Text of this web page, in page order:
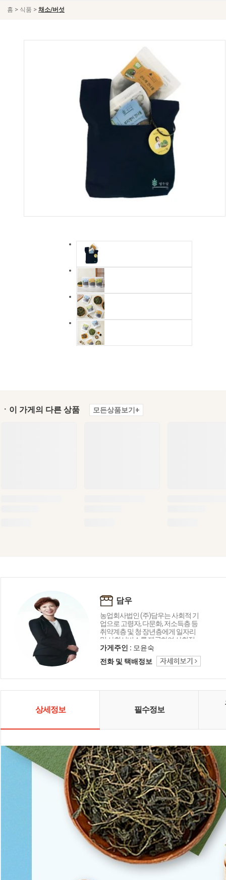
홈 > 식품 > 채소/버섯
ㆍ이 가게의 다른 상품 모든상품보기+
담우
농업회사법인 (주)담우는 사회적 기
업으로 고령자, 다문화, 저소득층 등
취약계층 및 청·장년층에게 일자리
및 사회서비스를 제공하여 사회적
목적을 추구하고, 계약재배를 통해
생산 농가의 삶의 질 향상에 기여하
며, 공정한 경영, 근로자 복지가 먼저
사회 문제 해결에 책임을 다하는 기
가게주인 : 모윤숙
전화 및 택배정보
상세정보 필수정보